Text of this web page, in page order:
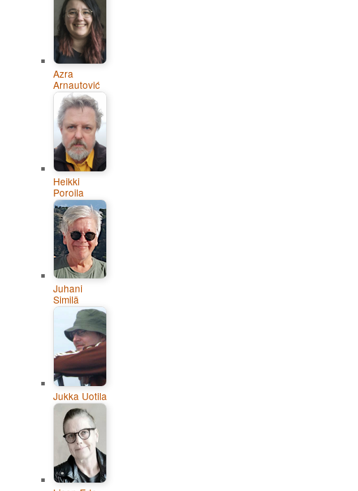
Azra
Arnautović
Heikki
Poroila
Juhani
Similä
Jukka Uotila